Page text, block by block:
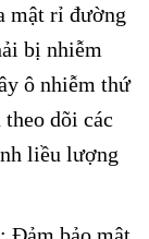
mật rỉ đường
bị nhiễm
ô nhiễm thứ
dõi các
liều lượng